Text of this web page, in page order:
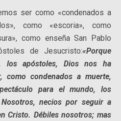
ser como «condenados a
como «escoria», como
como enseña San Pablo
de Jesucristo:«Porque
los apóstoles, Dios nos ha
como condenados a muerte,
para el mundo, los
necios por seguir a
Cristo. Débiles nosotros; mas